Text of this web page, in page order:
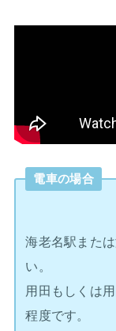
電車の場合
海老名駅また
い。
用田もしくは
程度です。